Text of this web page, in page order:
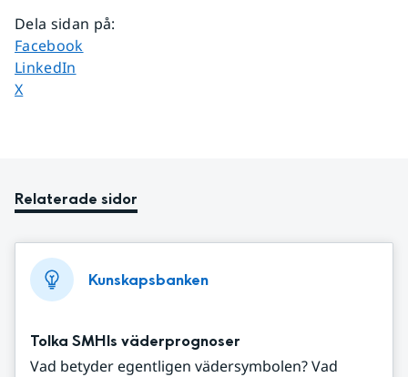
Dela sidan på:
Dela sidan på
Facebook
Dela sidan på
LinkedIn
Dela sidan på
X
Relaterade sidor
Kunskapsbanken
Tolka SMHIs väderprognoser
Vad betyder egentligen vädersymbolen? Vad